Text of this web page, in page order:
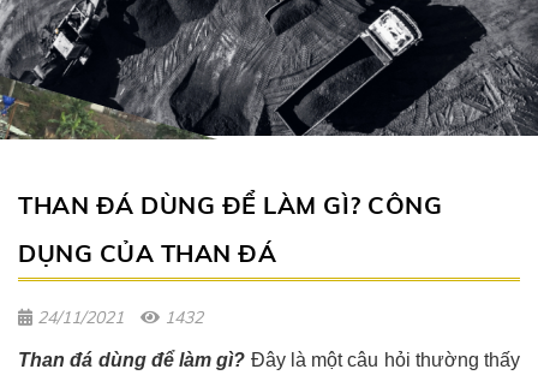
THAN ĐÁ DÙNG ĐỂ LÀM GÌ? CÔNG
DỤNG CỦA THAN ĐÁ
24/11/2021 1432
Than đá dùng để làm gì? Đây là một câu hỏi thường thấy